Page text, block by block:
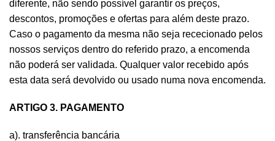
diferente, não sendo possível garantir os preços,
descontos, promoções e ofertas para além deste prazo.
Caso o pagamento da mesma não seja rececionado pelos
nossos serviços dentro do referido prazo, a encomenda
não poderá ser validada. Qualquer valor recebido após
esta data será devolvido ou usado numa nova encomenda.
ARTIGO 3. PAGAMENTO
a). transferência bancária